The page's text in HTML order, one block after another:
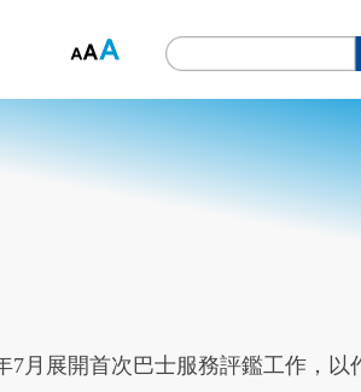
7月展開首次巴士服務評鑑工作，以